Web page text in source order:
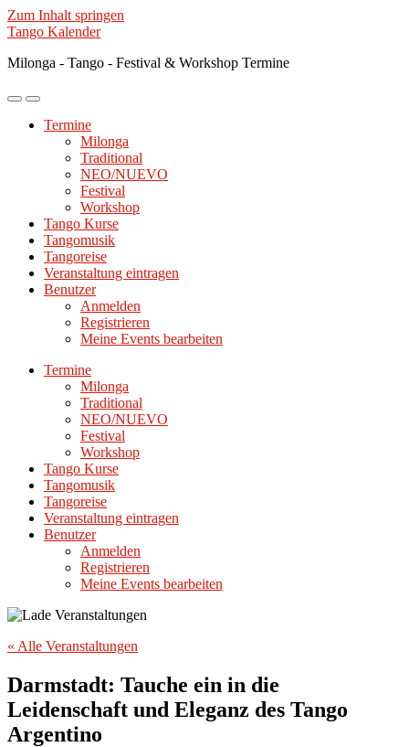
Zum Inhalt springen
Tango Kalender
Milonga - Tango - Festival & Workshop Termine
Mobile-
ein-/ausblenden
Suchfeld
ein-/ausblenden
Termine
Milonga
Traditional
NEO/NUEVO
Festival
Workshop
Tango Kurse
Tangomusik
Tangoreise
Veranstaltung eintragen
Benutzer
Anmelden
Registrieren
Meine Events bearbeiten
Termine
Milonga
Traditional
NEO/NUEVO
Festival
Workshop
Tango Kurse
Tangomusik
Tangoreise
Veranstaltung eintragen
Benutzer
Anmelden
Registrieren
Meine Events bearbeiten
« Alle Veranstaltungen
Darmstadt: Tauche ein in die
Leidenschaft und Eleganz des Tango
Argentino